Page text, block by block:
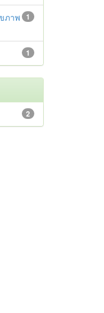
1
ภาพ
1
2